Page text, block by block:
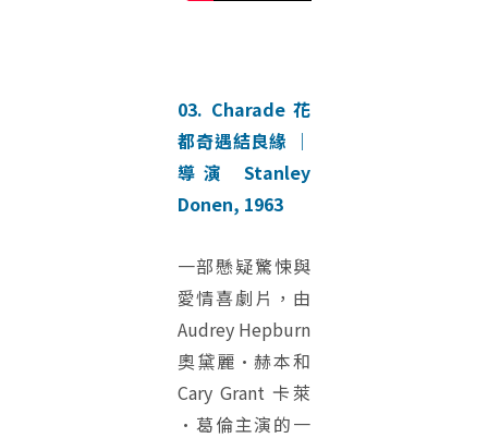
03. Charade 花
都奇遇結良緣 ｜
導演 Stanley
Donen, 1963
一部懸疑驚悚與
愛情喜劇片，由
Audrey Hepburn
奧黛麗·赫本和
Cary Grant 卡萊
·葛倫主演的一